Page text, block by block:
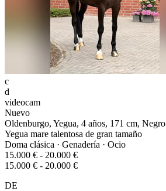
c
d
videocam
Nuevo
Oldenburgo, Yegua, 4 años, 171 cm, Negro
Yegua mare talentosa de gran tamaño
Doma clásica · Genadería · Ocio
15.000 € - 20.000 €
15.000 € - 20.000 €
DE